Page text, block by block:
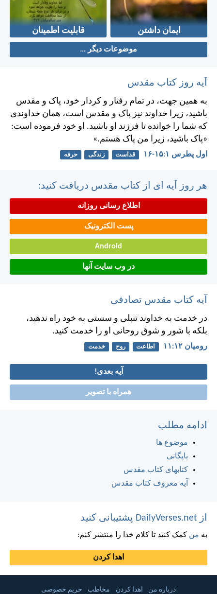
ایمان داشتن قابلیت اطمینان
موضوعات دیگر ...
آیه روز کتاب مقدس
به همين جهت، در تمام رفتار و كردار خود، پاک و مقدس
باشيد، زيرا خداوند نيز پاک و مقدس است، همان خداوندی
كه شما را خوانده تا فرزند او باشيد. او خود فرموده است:
«پاک باشيد، زيرا من پاک هستم.»
اول پطرس ۱:‏۱۵-‏۱۶ قداست زندگی حرفه
هر روز آیه ای از کتاب مقدس دریافت کنید:
اطلاع رسانی روزانه
پست الکترونیک
Android
در وب سایت آنها
آیه کتاب مقدس تصادفی
در خدمت به خداوند تنبلی و سستی به خود راه ندهيد،
بلكه با شور و شوق روحانی او را خدمت كنيد.
رومیان ۱۲:‏۱۱ اطاعت روح خدمت
آیه بعدی!
همراه با تصویر
ادامه مطلب
موضوع ها
بایگانی
کتابهای کتاب مقدس
آیه معروف کتاب مقدس
از DailyVerses.net پشتیبانی کنید
به من کمک کنید تا کلام خدا را منتشر کنم:
اهدا کردن
درباره من اهدا کردن مخاطب حریم خصوصی